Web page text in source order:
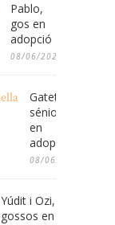
Pablo,
gos en
adopció
08/06/2026
Gateta
sénior
en
adopció
08/06/2026
Yúdit i Ozi,
gossos en